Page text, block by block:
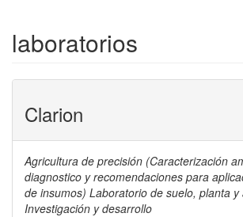
laboratorios
Clarion
Agricultura de precisión (Caracterización
diagnostico y recomendaciones para
de insumos) Laboratorio de suelo, planta y
Investigación y desarrollo